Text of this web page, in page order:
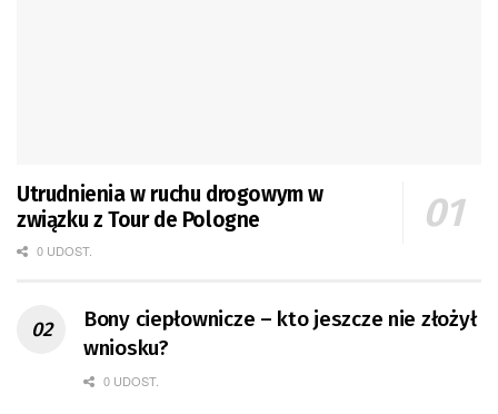
Utrudnienia w ruchu drogowym w
związku z Tour de Pologne
0 UDOST.
Bony ciepłownicze – kto jeszcze nie złożył
wniosku?
0 UDOST.